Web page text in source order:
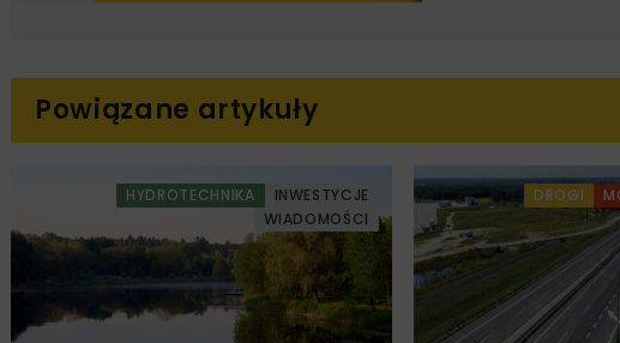
Powiązane artykuły
HYDROTECHNIKA
INWESTYCJE
WIADOMOŚCI
DROGI